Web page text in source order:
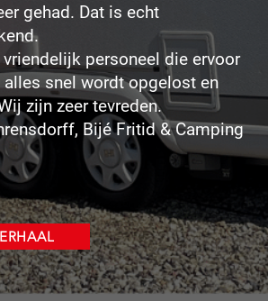
gehad. Dat is echt
vriendelijk personeel die ervoor
alles snel wordt opgelost en
zijn zeer tevreden.
Bijé Fritid & Camping